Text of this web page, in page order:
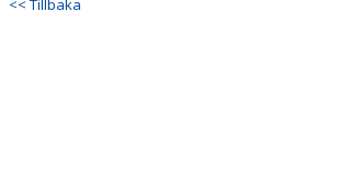
<< Tillbaka